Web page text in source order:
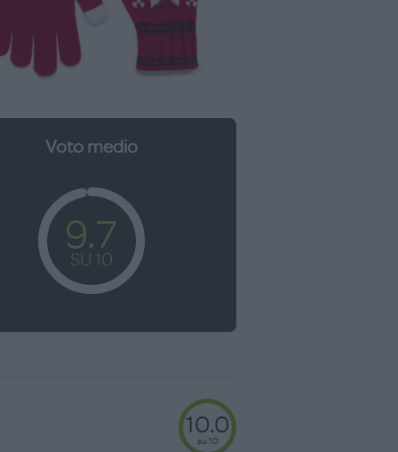
Voto medio
9.7
SU 10
10.0
su 10